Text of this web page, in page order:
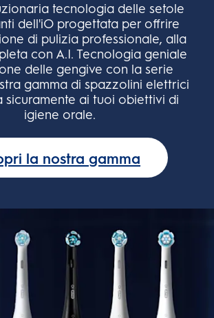
tecnologia delle setole
dell'iO progettata per offrire
di pulizia professionale, alla
con A.I. Tecnologia geniale
delle gengive con la serie
gamma di spazzolini elettrici
sicuramente ai tuoi obiettivi di
igiene orale.
la nostra gamma